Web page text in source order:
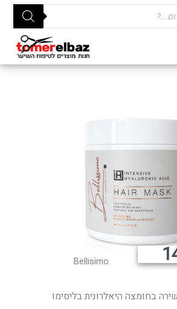
Bellisimo
בחומצה היאלרונית בליסימו